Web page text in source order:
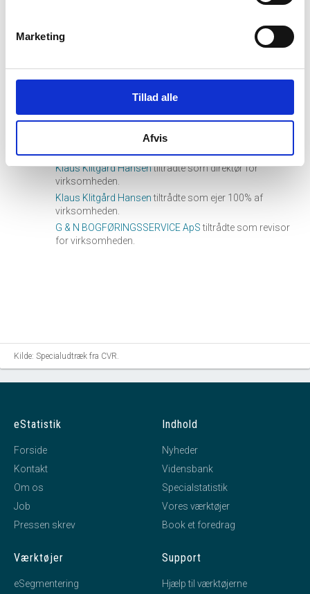
Marketing
Tillad alle
Afvis
hourglass_full 01. januar, 2009
hourglass_full 28. juni, 2005
Klaus Klitgård Hansentiltrådte som stifter af
Klaus Klitgård Hansentiltrådte som direktør for
virksomheden.
Klaus Klitgård Hansentiltrådte som ejer 100% af
virksomheden.
G & N BOGFØRINGSSERVICE ApStiltrådte som revisor
for virksomheden.
Kilde: Specialudtræk fra CVR.
eStatistik
Forside
Kontakt
Om os
Job
Pressen skrev
Indhold
Nyheder
Vidensbank
Specialstatistik
Vores værktøjer
Book et foredrag
Værktøjer
eSegmentering
Support
Hjælp til værktøjerne